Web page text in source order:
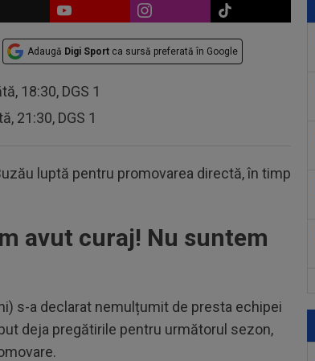
Adaugă Digi Sport ca sursă preferată în Google
18:30, DGS 1
21:30, DGS 1
luptă pentru promovarea directă, în timp
avut curaj! Nu suntem
s-a declarat nemulțumit de presta echipei
deja pregătirile pentru următorul sezon,